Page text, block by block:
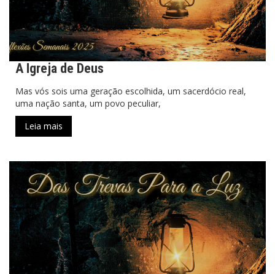
A Igreja de Deus
Mas vós sois uma geração escolhida, um sacerdócio real,
uma nação santa, um povo peculiar,
Leia mais